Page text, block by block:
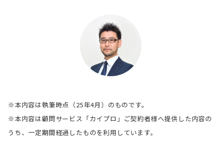
※本内容は執筆時点（25年4月）のものです。
※本内容は顧問サービス「カイプロ」ご契約者様へ提供した内容の
うち、一定期間経過したものを利用しています。